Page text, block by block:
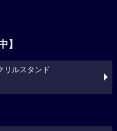
】
リルスタンド